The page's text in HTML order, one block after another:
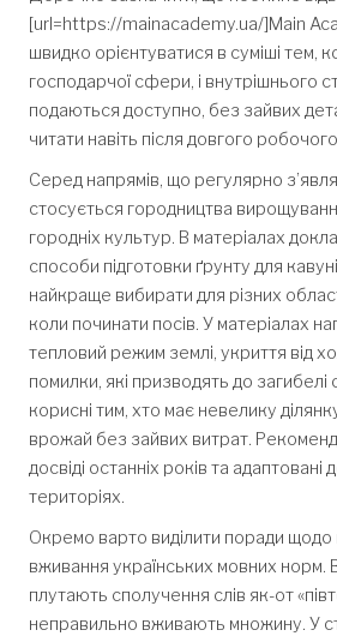
[url=https://mainacademy.ua/]Main
швидко орієнтуватися в суміші тем,
господарчої сфери, і внутрішнього
подаються доступно, без зайвих
читати навіть після довгого
Серед напрямів, що регулярно
стосується городництва
городніх культур. В матеріалах
способи підготовки ґрунту для
найкраще вибирати для різних
коли починати посів. У матеріалах
тепловий режим землі, укриття від
помилки, які призводять до загибелі
корисні тим, хто має невелику
врожай без зайвих витрат.
досвіді останніх років та адаптовані
територіях.
Окремо варто виділити поради щодо
вживання українських мовних норм.
плутають сполучення слів як-от
неправильно вживають множину. У